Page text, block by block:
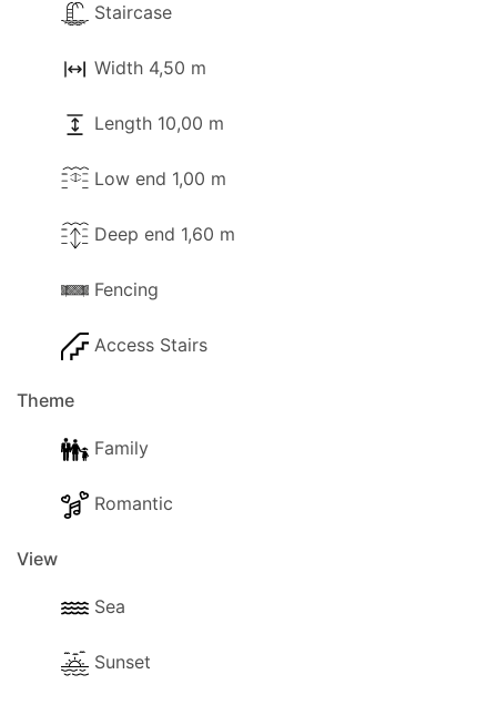
Staircase
Width 4,50 m
Length 10,00 m
Low end 1,00 m
Deep end 1,60 m
Fencing
Access Stairs
Theme
Family
Romantic
View
Sea
Sunset